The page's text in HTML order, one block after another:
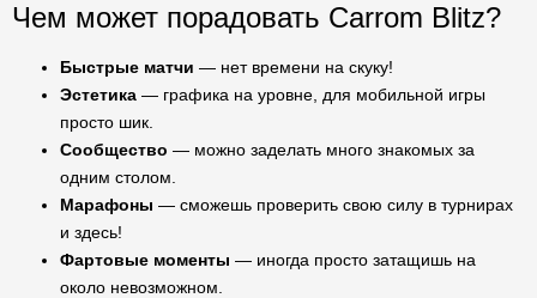
Чем может порадовать Carrom Blitz?
Быстрые матчи — нет времени на скуку!
Эстетика — графика на уровне, для мобильной игры
просто шик.
Сообщество — можно заделать много знакомых за
одним столом.
Марафоны — сможешь проверить свою силу в турнирах
и здесь!
Фартовые моменты — иногда просто затащишь на
около невозможном.